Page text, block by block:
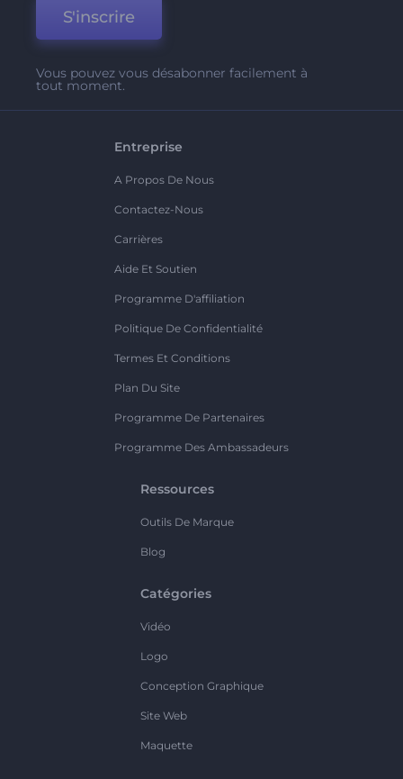
S'inscrire
Vous pouvez vous désabonner facilement à
tout moment.
Entreprise
A Propos De Nous
Contactez-Nous
Carrières
Aide Et Soutien
Programme D'affiliation
Politique De Confidentialité
Termes Et Conditions
Plan Du Site
Programme De Partenaires
Programme Des Ambassadeurs
Ressources
Outils De Marque
Blog
Catégories
Vidéo
Logo
Conception Graphique
Site Web
Maquette